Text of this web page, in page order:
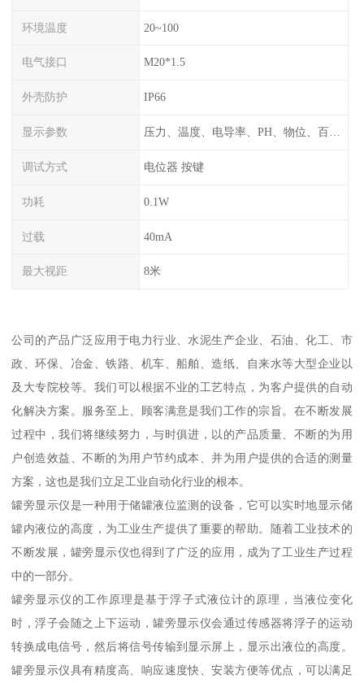
环境温度 20~100
电气接口 M20*1.5
外壳防护 IP66
显示参数 压力、温度、电导率、PH、物位、百分比率
调试方式 电位器 按键
功耗 0.1W
过载 40mA
最大视距 8米
公司的产品广泛应用于电力行业、水泥生产企业、石油、化工、市
政、环保、冶金、铁路、机车、船舶、造纸、自来水等大型企业以
及大专院校等。我们可以根据不业的工艺特点，为客户提供的自动
化解决方案。服务至上、顾客满意是我们工作的宗旨。在不断发展
过程中，我们将继续努力，与时俱进，以的产品质量、不断的为用
户创造效益、不断的为用户节约成本、并为用户提供的合适的测量
方案，这也是我们立足工业自动化行业的根本。
罐旁显示仪是一种用于储罐液位监测的设备，它可以实时地显示储
罐内液位的高度，为工业生产提供了重要的帮助。随着工业技术的
不断发展，罐旁显示仪也得到了广泛的应用，成为了工业生产过程
中的一部分。
罐旁显示仪的工作原理是基于浮子式液位计的原理，当液位变化
时，浮子会随之上下运动，罐旁显示仪会通过传感器将浮子的运动
转换成电信号，然后将信号传输到显示屏上，显示出液位的高度。
罐旁显示仪具有精度高、响应速度快、安装方便等优点，可以满足